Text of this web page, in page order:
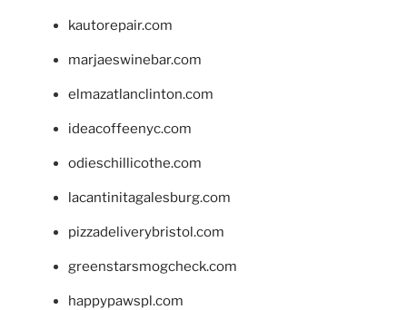
kautorepair.com
marjaeswinebar.com
elmazatlanclinton.com
ideacoffeenyc.com
odieschillicothe.com
lacantinitagalesburg.com
pizzadeliverybristol.com
greenstarsmogcheck.com
happypawspl.com